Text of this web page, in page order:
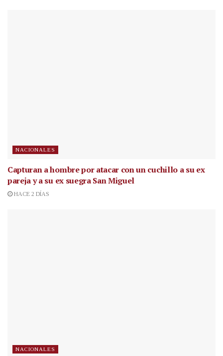
NACIONALES
Capturan a hombre por atacar con un cuchillo a su ex
pareja y a su ex suegra San Miguel
HACE 2 DÍAS
NACIONALES